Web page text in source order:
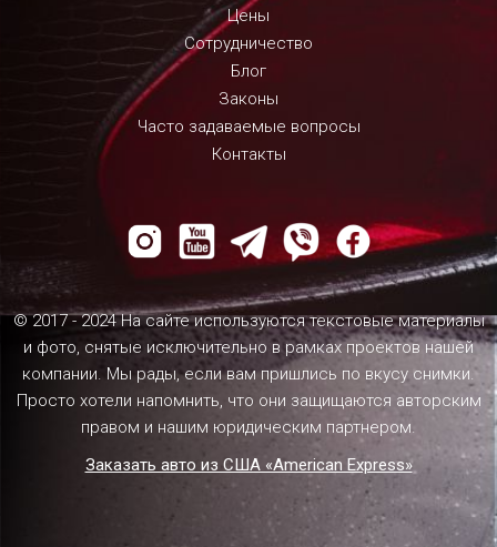
Цены
Сотрудничество
Блог
Законы
Часто задаваемые вопросы
Контакты
© 2017 - 2024 На сайте используются текстовые материалы
и фото, снятые исключительно в рамках проектов нашей
компании. Мы рады, если вам пришлись по вкусу снимки.
Просто хотели напомнить, что они защищаются авторским
правом и нашим юридическим партнером.
Заказать авто из США «American Express»